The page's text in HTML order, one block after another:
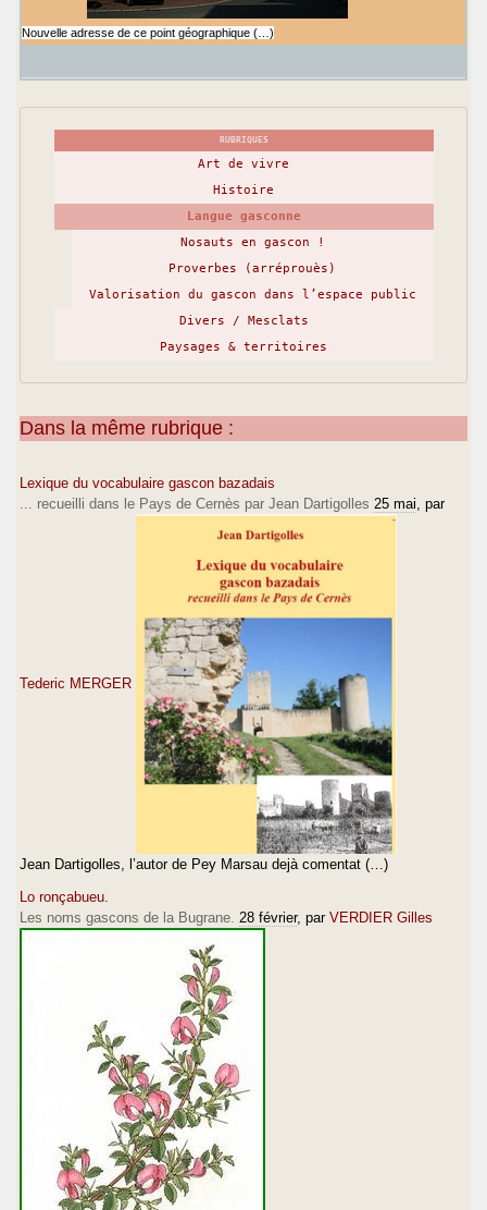
Nouvelle adresse de ce point géographique (…)
RUBRIQUES
Art de vivre
Histoire
Langue gasconne
Nosauts en gascon !
Proverbes (arréprouès)
Valorisation du gascon dans l’espace public
Divers / Mesclats
Paysages & territoires
Dans la même rubrique :
Lexique du vocabulaire gascon bazadais
... recueilli dans le Pays de Cernès par Jean Dartigolles 25 mai , par
Tederic MERGER
Jean Dartigolles, l’autor de Pey Marsau dejà comentat (…)
Lo ronçabueu.
Les noms gascons de la Bugrane. 28 février, par VERDIER Gilles